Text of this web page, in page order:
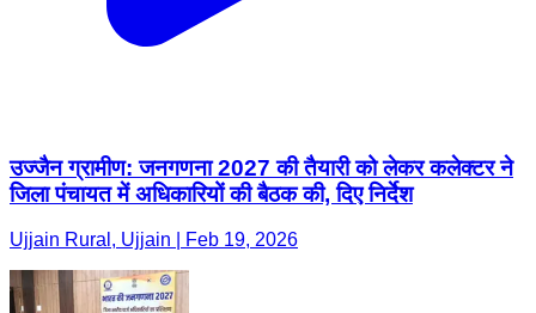
उज्जैन ग्रामीण: जनगणना 2027 की तैयारी को लेकर कलेक्टर ने
जिला पंचायत में अधिकारियों की बैठक की, दिए निर्देश
Ujjain Rural, Ujjain | Feb 19, 2026